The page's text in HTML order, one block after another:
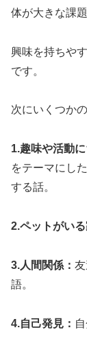
体が大きな課
興味を持ちや
です。
次にいくつか
1.趣味や活動
をテーマにし
する話。
2.ペットがいる
3.人間関係：
語。
4.自己発見：